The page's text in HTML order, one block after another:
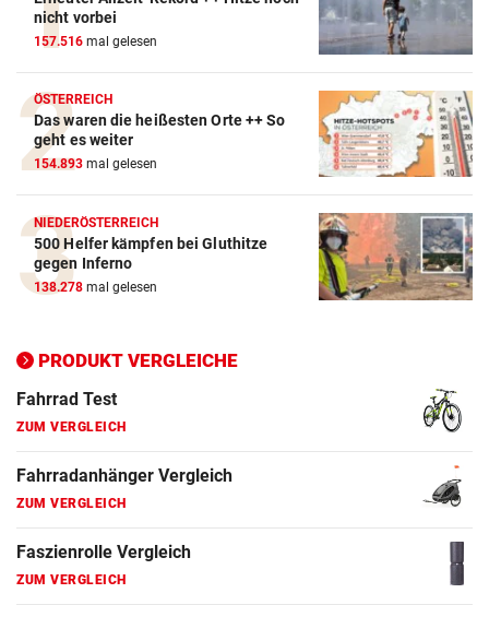
nicht vorbei
157.516 mal gelesen
ÖSTERREICH
Das waren die heißesten Orte ++ So
geht es weiter
154.893 mal gelesen
NIEDERÖSTERREICH
500 Helfer kämpfen bei Gluthitze
gegen Inferno
138.278 mal gelesen
PRODUKT VERGLEICHE
Action-Cam Vergleich
ZUM VERGLEICH
Crosstrainer Vergleich
ZUM VERGLEICH
E-Bike Vergleich
ZUM VERGLEICH
Elektro-Scooter Vergleich
ZUM VERGLEICH
ZUM VERGLEICH
Fahrrad Test
ZUM VERGLEICH
Fahrradanhänger Vergleich
ZUM VERGLEICH
Faszienrolle Vergleich
ZUM VERGLEICH